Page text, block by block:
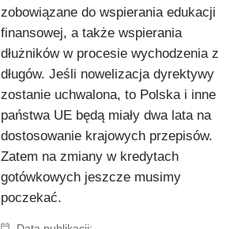
zobowiązane do wspierania edukacji
finansowej, a także wspierania
dłużników w procesie wychodzenia z
długów. Jeśli nowelizacja dyrektywy
zostanie uchwalona, to Polska i inne
państwa UE będą miały dwa lata na
dostosowanie krajowych przepisów.
Zatem na zmiany w kredytach
gotówkowych jeszcze musimy
poczekać.